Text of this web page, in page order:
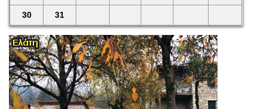
30 31